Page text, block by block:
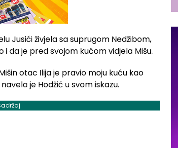
Jusići živjela sa suprugom Nedžibom,
i da je pred svojom kućom vidjela Mišu.
otac Ilija je pravio moju kuću kao
je Hodžić u svom iskazu.